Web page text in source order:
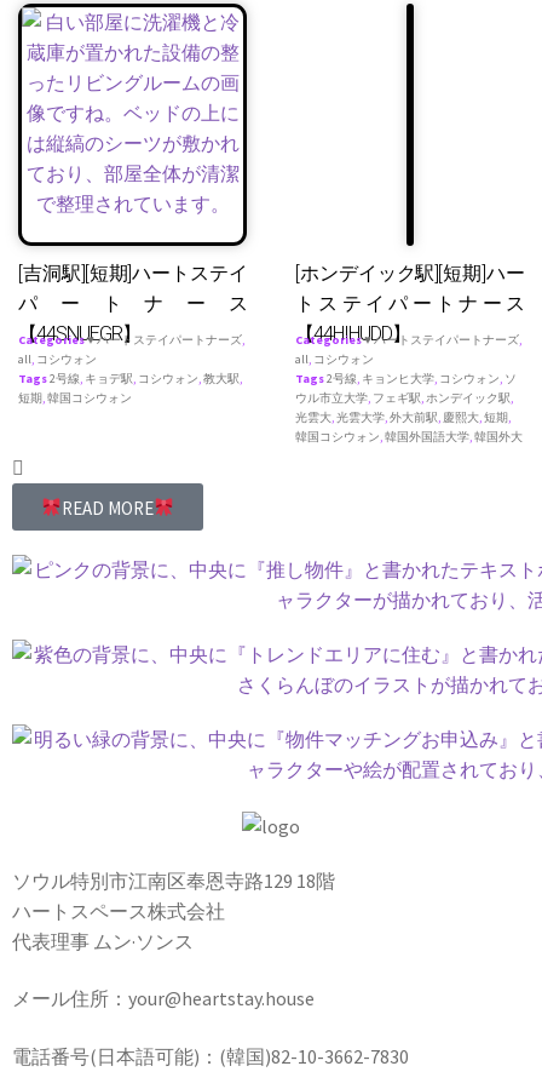
[吉洞駅][短期]ハートステイ
パートナース
【44SNUEGR】
Categories♥ ハートステイパートナーズ,
all, コシウォン
Tags2号線, キョデ駅, コシウォン,教大駅,
短期,韓国コシウォン
[ホンデイック駅][短期]ハー
トステイパートナース
【44HIHUDD】
Categories♥ ハートステイパートナーズ,
all, コシウォン
Tags2号線, キョンヒ大学, コシウォン, ソ
ウル市立大学, フェギ駅,ホンデイック駅,
光雲大,光雲大学,外大前駅, 慶熙大,短期,
韓国コシウォン,韓国外国語大学,韓国外大
READ MORE
ソウル特別市江南区奉恩寺路129 18階
ハートスペース株式会社
代表理事 ムン·ソンス
メール住所：your@heartstay.house
電話番号(日本語可能)：(韓国)82-10-3662-7830